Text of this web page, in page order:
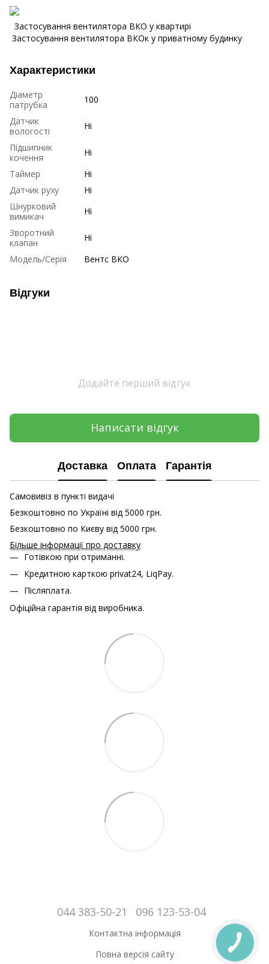
Застосування вентилятора ВКО у квартирі
Застосування вентилятора ВКОк у приватному будинку
Характеристики
Діаметр
патрубка
100
Датчик
вологості
Ні
Підшипник
кочення
Ні
Таймер
Ні
Датчик руху
Ні
Шнурковий
вимикач
Ні
Зворотний
клапан
Ні
Модель/Серія
Вентс ВКО
Відгуки
Додайте перший відгук
Написати відгук
Доставка Оплата Гарантія
Самовивіз в пункті видачі
Безкоштовно по Україні від 5000 грн.
Безкоштовно по Києву від 5000 грн.
Більше інформації про доставку
Готівкою при отриманні.
Кредитною карткою privat24, LiqPay.
Післяплата.
Офіційна гарантія від виробника.
044 383-50-21 096 123-53-04
Контактна інформація
Повна версія сайту